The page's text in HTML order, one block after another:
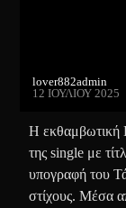
lover882admin
12 ΙΟΥΛΊΟΥ 2025
Η εκθαμβωτική
της single με
υπογραφή του
στίχους. Μέσα